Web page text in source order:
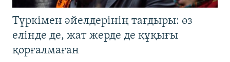
Түркімен әйелдерінің тағдыры: өз
елінде де, жат жерде де құқығы
қорғалмаған